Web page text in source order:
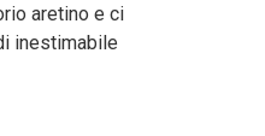
aretino e ci
inestimabile